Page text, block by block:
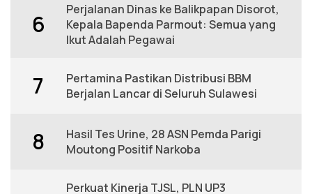
6
Perjalanan Dinas ke Balikpapan Disorot,
Kepala Bapenda Parmout: Semua yang
Ikut Adalah Pegawai
7
Pertamina Pastikan Distribusi BBM
Berjalan Lancar di Seluruh Sulawesi
8
Hasil Tes Urine, 28 ASN Pemda Parigi
Moutong Positif Narkoba
Perkuat Kinerja TJSL, PLN UP3